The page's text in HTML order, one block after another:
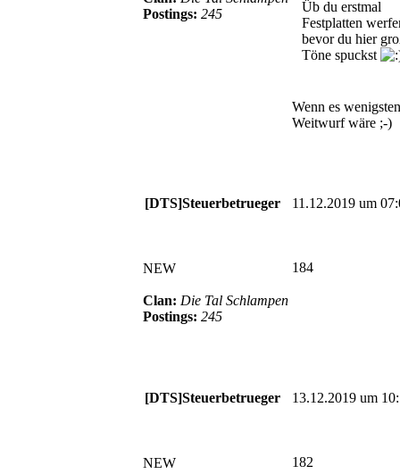
Postings: 245
Üb du erstmal
Festplatten
bevor du hier
Töne spuckst
Wenn es
Weitwurf wäre ;-)
[DTS]Steuerbetrueger 11.12.2019 um
NEW
Clan: Die Tal Schlampen
Postings: 245
184
[DTS]Steuerbetrueger 13.12.2019 um
NEW 182